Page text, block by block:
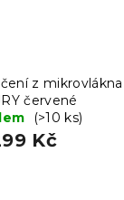
z mikrovlákna
červené
(>10 ks)
Kč